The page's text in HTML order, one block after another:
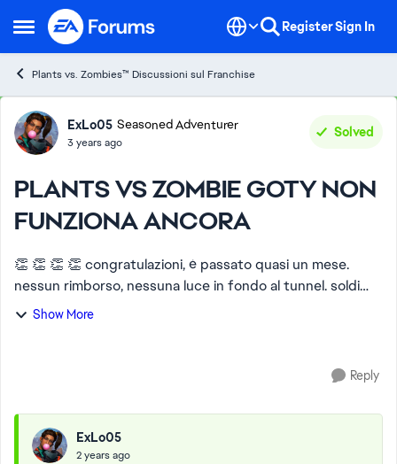
Open Side Menu
Skip to content RegisterSign In
Plants vs. Zombies™ Discussioni sul Franchise
Forum Discussion
ExLo05 Seasoned Adventurer
3 years ago
Solved
PLANTS VS ZOMBIE GOTY NON
FUNZIONA ANCORA
👏 👏 👏 👏 congratulazioni, è passato quasi un mese.
nessun rimborso, nessuna luce in fondo al tunnel. soldi
spesi per nulla data l'impossibilità di giocare. assistenza
Show More
Reply
ExLo05
2 years ago